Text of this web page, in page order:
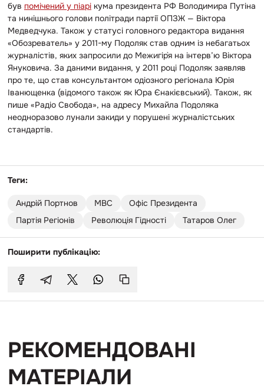
був помічений у піарі кума президента РФ Володимира Путіна
та нинішнього голови політради партії ОПЗЖ — Віктора
Медведчука. Також у статусі головного редактора видання
«Обозреватель» у 2011-му Подоляк став одним із небагатьох
журналістів, яких запросили до Межигір`я на інтерв’ю Віктора
Януковича. За даними видання, у 2011 році Подоляк заявляв
про те, що став консультантом одіозного регіонала Юрія
Іванющенка (відомого також як Юра Єнакієвський). Також, як
пише «Радіо Свобода», на адресу Михайла Подоляка
неодноразово лунали закиди у порушені журналістських
стандартів.
Теги:
Андрій Портнов МВС
Офіс Президента
Партія Регіонів
Революція Гідності Татаров Олег
Поширити публікацію:
РЕКОМЕНДОВАНІ
МАТЕРІАЛИ